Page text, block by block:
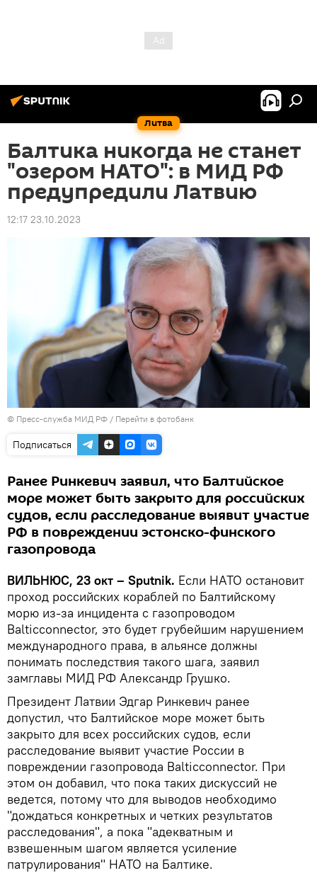
Литва
Балтика никогда не станет
"озером НАТО": в МИД РФ
предупредили Латвию
12:17 23.10.2023
© Пресс-служба МИД РФ / Перейти в фотобанк
Подписаться
Ранее Ринкевич заявил, что Балтийское
море может быть закрыто для российских
судов, если расследование выявит участие
РФ в повреждении эстонско-финского
газопровода
ВИЛЬНЮС, 23 окт – Sputnik. Если НАТО остановит
проход российских кораблей по Балтийскому
морю из-за инцидента с газопроводом
Balticconnector, это будет грубейшим нарушением
международного права, в альянсе должны
понимать последствия такого шага, заявил
замглавы МИД РФ Александр Грушко.
Президент Латвии Эдгар Ринкевич ранее
допустил, что Балтийское море может быть
закрыто для всех российских судов, если
расследование выявит участие России в
повреждении газопровода Balticconnector. При
этом он добавил, что пока таких дискуссий не
ведется, потому что для выводов необходимо
"дождаться конкретных и четких результатов
расследования", а пока "адекватным и
взвешенным шагом является усиление
патрулирования" НАТО на Балтике.